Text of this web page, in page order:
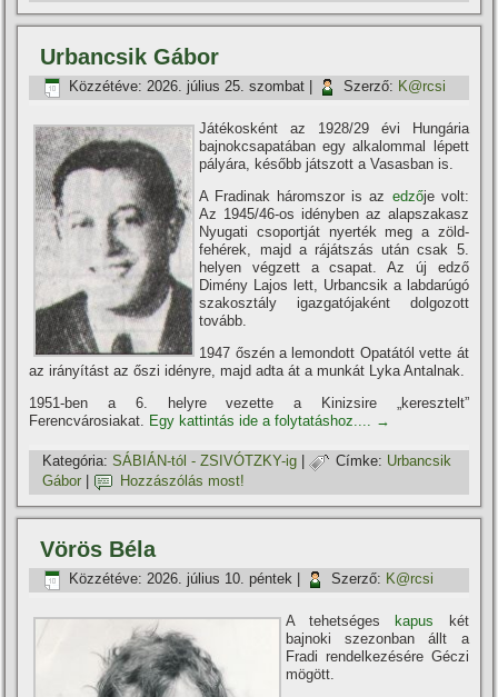
Urbancsik Gábor
Közzétéve: 2026. július 25. szombat Szerző: K@rcsi
Játékosként az 1928/29 évi Hungária
bajnokcsapatában egy alkalommal lépett
pályára, később játszott a Vasasban is.
A Fradinak háromszor is az edzője volt:
Az 1945/46-os idényben az alapszakasz
Nyugati csoportját nyerték meg a zöld-
fehérek, majd a rájátszás után csak 5.
helyen végzett a csapat. Az új edző
Dimény Lajos lett, Urbancsik a labdarúgó
szakosztály igazgatójaként dolgozott
tovább.
1947 őszén a lemondott Opatától vette át
az irányí­tást az őszi idényre, majd adta át a munkát Lyka Antalnak.
1951-ben a 6. helyre vezette a Kinizsire „keresztelt”
Ferencvárosiakat. Egy kattintás ide a folytatáshoz.... →
Kategória: SÁBIÁN-tól - ZSIVÓTZKY-ig | Címke: Urbancsik
Gábor
Hozzászólás most!
Vörös Béla
Közzétéve: 2026. július 10. péntek Szerző: K@rcsi
A tehetséges kapus két
bajnoki szezonban állt a
Fradi rendelkezésére Géczi
mögött.